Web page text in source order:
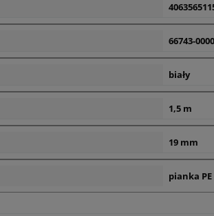
66743-
biały
1,5 m
19 mm
pianka PE